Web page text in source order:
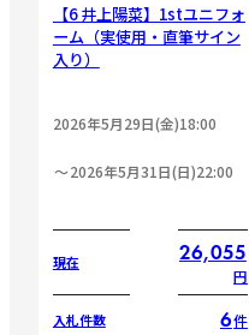
【6 井上陽菜】1stユニフォ
ーム（実使用・直筆サイン
入り）
2026年5月29日(金)18:00
2026年5月31日(日)22:00
現在 26,055
円
入札件数 6件